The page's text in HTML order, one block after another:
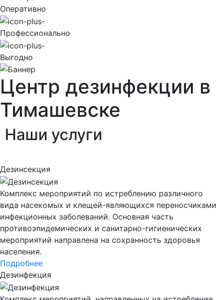
Оперативно
Профессионально
Выгодно
Центр дезинфекции в
Тимашевске
Наши услуги
Дезинсекция
Комплекс мероприятий по истреблению различного
вида насекомых и клещей-являющихся переносчиками
инфекционных заболеваний. Основная часть
противоэпидемических и санитарно-гигиенических
мероприятий направлена на сохранность здоровья
населения.
Подробнее
Дезинфекция